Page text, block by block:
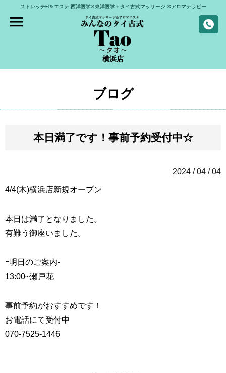
ストレッチ®＆エステ 西洋医学✕東洋医学＋タイ古式マッサージ ✕アロマテラピー
横浜店
ブログ
本日満了です！事前予約受付中☆
2024 / 04 / 04
4/4(木)横浜店新規オープン
本日は満了となりました。
有難う御座いました。
ｰ明日のご案内-
13:00~瀬戸花
事前予約がおすすめです！
お電話にて受付中
070-7525-1446